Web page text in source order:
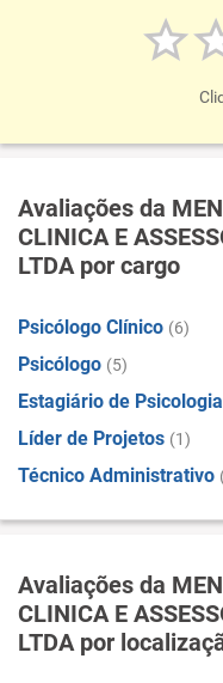
Avaliações da
CLINICA E
LTDA por cargo
Psicólogo Clínico (6)
Psicólogo (5)
Estagiário de Psicologia
Líder de Projetos (1)
Técnico Administrativo
Avaliações da
CLINICA E
LTDA por